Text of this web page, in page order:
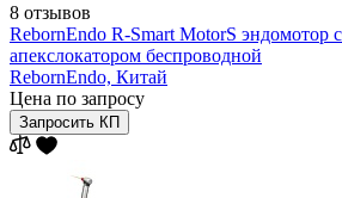
8 отзывов
RebornEndo R-Smart MotorS эндомотор
апекслокатором беспроводной
RebornEndo, Китай
Цена по запросу
Запросить КП